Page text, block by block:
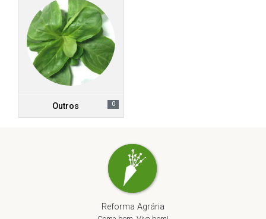
Outros 0
Reforma Agrária